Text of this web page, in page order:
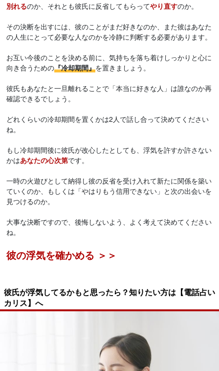
別れるのか、それとも彼氏に反省してもらってやり直すのか。
その決断を出すには、彼のことがまだ好きなのか、また彼はあなた
の人生にとって必要な人なのかを冷静に判断する必要があります。
お互い今後のことを決める前に、気持ちを落ち着けしっかりと心に
向き合うための『冷却期間』を置きましょう。
彼氏もあなたと一旦離れることで「本当に好きな人」は誰なのか再
確認できるでしょう。
どれくらいの冷却期間を置くかは2人で話し合って決めてください
ね。
もし冷却期間後に彼氏が改心したとしても、浮気を許すか許さない
かはあなたの心次第です。
一時の火遊びとして納得し彼の反省を受け入れて新たに関係を築い
ていくのか、もしくは「やはりもう信用できない」と次の出会いを
見つけるのか。
大事な決断ですので、後悔しないよう、よく考えて決めてください
ね。
彼の浮気を確かめる ＞＞
彼氏が浮気してるかもと思ったら？知りたい方は【電話占い
カリス】へ